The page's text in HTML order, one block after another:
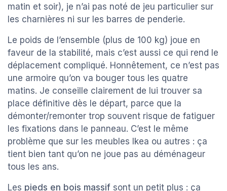
matin et soir), je n’ai pas noté de jeu particulier sur
les charnières ni sur les barres de penderie.
Le poids de l’ensemble (plus de 100 kg) joue en
faveur de la stabilité, mais c’est aussi ce qui rend le
déplacement compliqué. Honnêtement, ce n’est pas
une armoire qu’on va bouger tous les quatre
matins. Je conseille clairement de lui trouver sa
place définitive dès le départ, parce que la
démonter/remonter trop souvent risque de fatiguer
les fixations dans le panneau. C’est le même
problème que sur les meubles Ikea ou autres : ça
tient bien tant qu’on ne joue pas au déménageur
tous les ans.
Les pieds en bois massif sont un petit plus : ça